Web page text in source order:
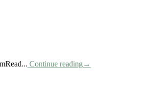
Continue reading →